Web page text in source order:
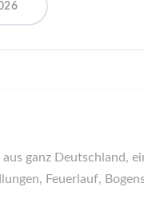
ganz Deutschland,
Feuerlauf,